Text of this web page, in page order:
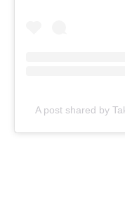
A post shared by